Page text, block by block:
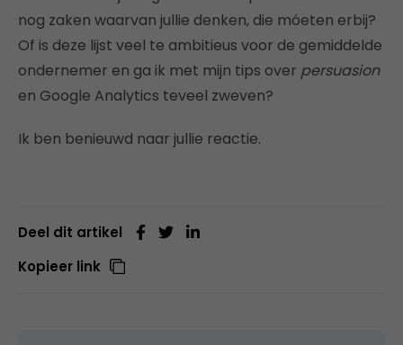
nog zaken waarvan jullie denken, die móeten erbij?
Of is deze lijst veel te ambitieus voor de gemiddelde
ondernemer en ga ik met mijn tips over persuasion
en Google Analytics teveel zweven?
Ik ben benieuwd naar jullie reactie.
Deel dit artikel
Kopieer link